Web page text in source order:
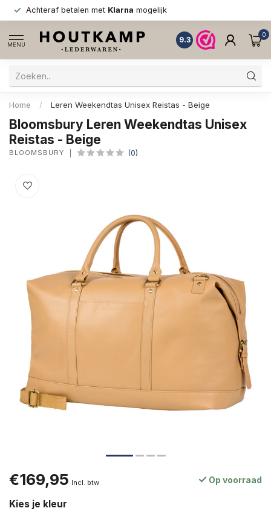
Achteraf betalen met Klarna mogelijk
MENU
9.3
0
Home / Leren Weekendtas Unisex Reistas - Beige
Bloomsbury Leren Weekendtas Unisex
Reistas - Beige
BLOOMSBURY (0)
€169,95 Incl. btw Op voorraad
Kies je kleur